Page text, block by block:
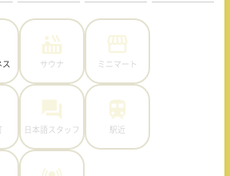
ス サウナ ミニマート
日本語スタッフ 駅近